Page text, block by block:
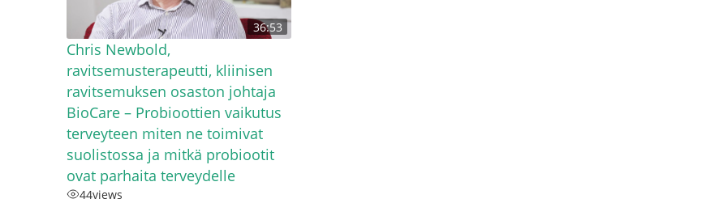
36:53
Chris Newbold,
ravitsemusterapeutti, kliinisen
ravitsemuksen osaston johtaja
BioCare – Probioottien vaikutus
terveyteen miten ne toimivat
suolistossa ja mitkä probiootit
ovat parhaita terveydelle
44views